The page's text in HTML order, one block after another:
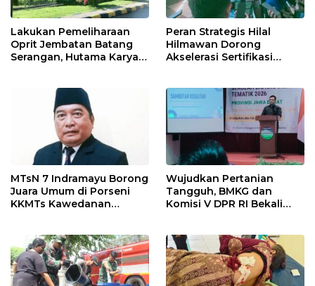
Lakukan Pemeliharaan
Oprit Jembatan Batang
Serangan, Hutama Karya
Peran Strategis Hilal
Hilmawan Dorong
Akselerasi Sertifikasi
Indramayu
MTsN 7 Indramayu Borong
Juara Umum di Porseni
KKMTs Kawedanan
Wujudkan Pertanian
Tangguh, BMKG dan
Komisi V DPR RI Bekali